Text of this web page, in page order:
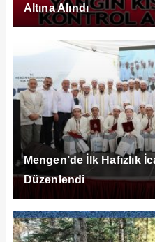
Altına Alındı
Mengen’de İlk Hafızlık
Düzenlendi